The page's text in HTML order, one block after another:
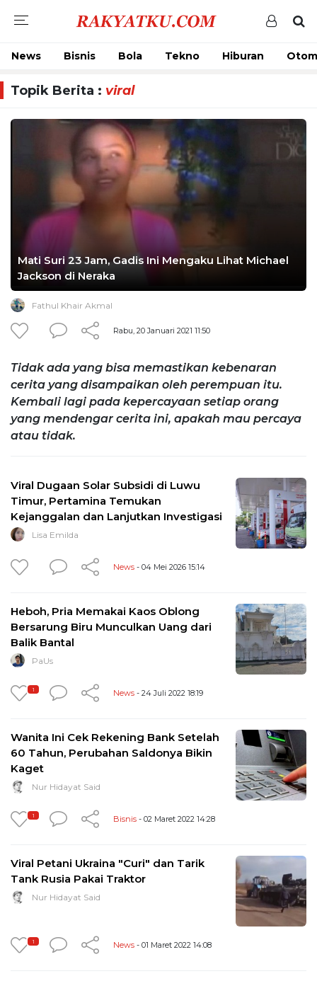
News Bisnis Bola Tekno Hiburan
Topik Berita : viral
Mati Suri 23 Jam, Gadis Ini Mengaku Lihat Michael
Jackson di Neraka
Fathul Khair Akmal
Rabu, 20 Januari 2021 11:50
Tidak ada yang bisa memastikan kebenaran
cerita yang disampaikan oleh perempuan itu.
Kembali lagi pada kepercayaan setiap orang
yang mendengar cerita ini, apakah mau percaya
atau tidak.
Viral Dugaan Solar Subsidi di Luwu
Timur, Pertamina Temukan
Kejanggalan dan Lanjutkan Investigasi
Lisa Emilda
News - 04 Mei 2026 15:14
Heboh, Pria Memakai Kaos Oblong
Bersarung Biru Munculkan Uang dari
Balik Bantal
PaUs
1 News - 24 Juli 2022 18:19
Wanita Ini Cek Rekening Bank Setelah
60 Tahun, Perubahan Saldonya Bikin
Kaget
Nur Hidayat Said
1 Bisnis - 02 Maret 2022 14:28
Viral Petani Ukraina "Curi" dan Tarik
Tank Rusia Pakai Traktor
Nur Hidayat Said
1 News - 01 Maret 2022 14:08